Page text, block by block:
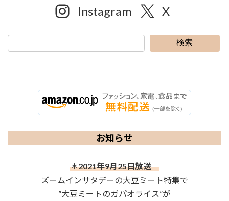
Instagram X
検索
お知らせ
＊2021年9月25日放送
ズームインサタデーの大豆ミート特集で
”大豆ミートのガパオライス”が